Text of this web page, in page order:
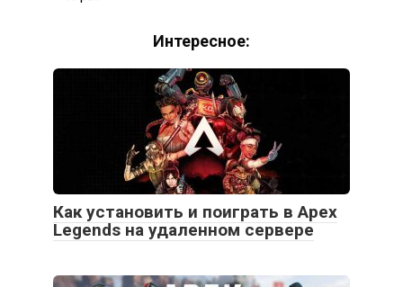
Интересное:
Как установить и поиграть в Apex
Legends на удаленном сервере